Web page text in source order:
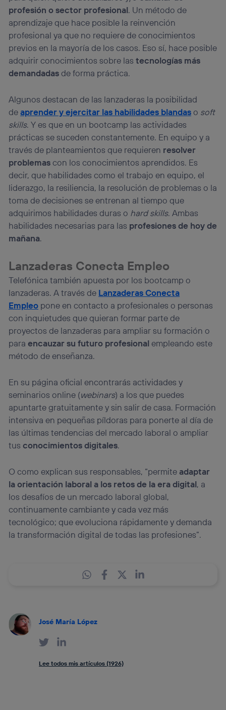
profesión o sector profesional. Un método de
aprendizaje que hace posible la reinvención
profesional ya que no requiere de conocimientos
previos en la mayoría de los casos. Eso sí, hace posible
adquirir conocimientos sobre lastecnologías más
demandadasde forma práctica.
Algunos destacan de las lanzaderas la posibilidad
deaprender y ejercitar las habilidades blandaso soft
skills. Y es que en un bootcamp las actividades
prácticas se suceden constantemente. En equipo y a
través de planteamientos que requieren resolver
problemascon los conocimientos aprendidos. Es
decir, que habilidades como el trabajo en equipo, el
liderazgo, la resiliencia, la resolución de problemas o la
toma de decisiones se entrenan al tiempo que
adquirimos habilidades duras o hard skills. Ambas
habilidades necesarias para las profesiones de hoy de
mañana.
Lanzaderas Conecta Empleo
Telefónica también apuesta por los bootcamp o
lanzaderas. A través de Lanzaderas Conecta
Empleo pone en contacto a profesionales o personas
con inquietudes que quieran formar parte de
proyectos de lanzaderas para ampliar su formación o
paraencauzar su futuro profesionalempleando este
método de enseñanza.
En su página oficial encontrarás actividades y
seminarios online (webinars) a los que puedes
apuntarte gratuitamente y sin salir de casa. Formación
intensiva en pequeñas píldoras para ponerte al día de
las últimas tendencias del mercado laboral o ampliar
tusconocimientos digitales.
O como explican sus responsables, “permite adaptar
la orientación laboral a los retos de la era digital, a
los desafíos de un mercado laboral global,
continuamente cambiante y cada vez más
tecnológico; que evoluciona rápidamente y demanda
la transformación digital de todas las profesiones”.
José María López
Lee todos mis artículos (1926)